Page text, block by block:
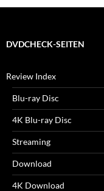
DVDCHECK-SEITEN
Review Index
Blu-ray Disc
4K Blu-ray Disc
Streaming
Download
4K Download